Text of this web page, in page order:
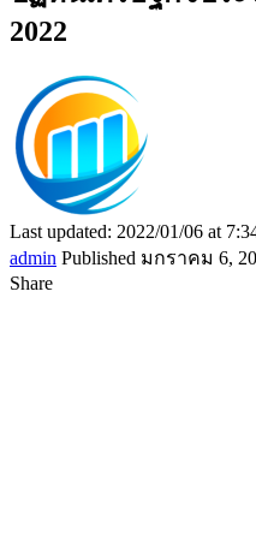
2022
Last updated: 2022/01/06 at
admin Published มกราคม 6,
Share